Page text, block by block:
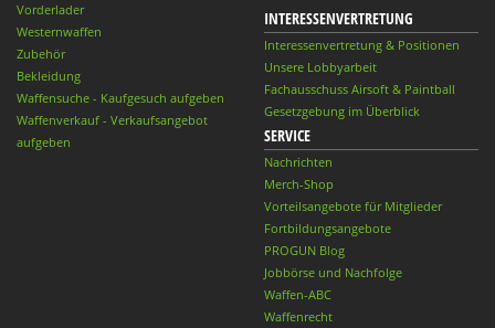
Vorderlader
Westernwaffen
Zubehör
Bekleidung
Waffensuche - Kaufgesuch aufgeben
Waffenverkauf - Verkaufsangebot
aufgeben
INTERESSENVERTRETUNG
Interessenvertretung & Positionen
Unsere Lobbyarbeit
Fachausschuss Airsoft & Paintball
Gesetzgebung im Überblick
SERVICE
Nachrichten
Merch-Shop
Vorteilsangebote für Mitglieder
Fortbildungsangebote
PROGUN Blog
Jobbörse und Nachfolge
Waffen-ABC
Waffenrecht